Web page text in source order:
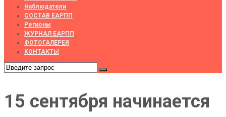
Наблюдатели
СОСТАВ ЕАРПП
Регионы
ЖУРНАЛ ЕАРПП
ФОТОГАЛЕРЕЯ
КОНТАКТЫ
15 сентября начинается